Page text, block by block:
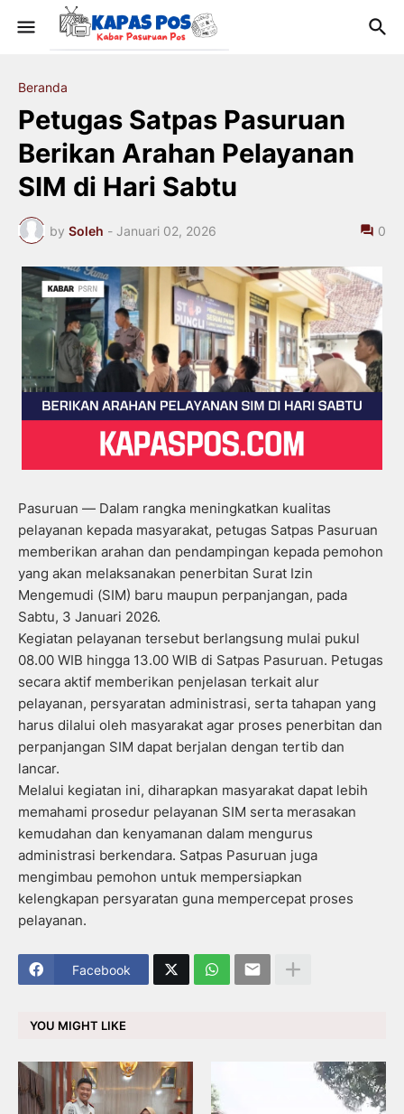
Beranda
Petugas Satpas Pasuruan
Berikan Arahan Pelayanan
SIM di Hari Sabtu
by Soleh - Januari 02, 2026 0
Pasuruan — Dalam rangka meningkatkan kualitas
pelayanan kepada masyarakat, petugas Satpas Pasuruan
memberikan arahan dan pendampingan kepada pemohon
yang akan melaksanakan penerbitan Surat Izin
Mengemudi (SIM) baru maupun perpanjangan, pada
Sabtu, 3 Januari 2026.
Kegiatan pelayanan tersebut berlangsung mulai pukul
08.00 WIB hingga 13.00 WIB di Satpas Pasuruan. Petugas
secara aktif memberikan penjelasan terkait alur
pelayanan, persyaratan administrasi, serta tahapan yang
harus dilalui oleh masyarakat agar proses penerbitan dan
perpanjangan SIM dapat berjalan dengan tertib dan
lancar.
Melalui kegiatan ini, diharapkan masyarakat dapat lebih
memahami prosedur pelayanan SIM serta merasakan
kemudahan dan kenyamanan dalam mengurus
administrasi berkendara. Satpas Pasuruan juga
mengimbau pemohon untuk mempersiapkan
kelengkapan persyaratan guna mempercepat proses
pelayanan.
Facebook
YOU MIGHT LIKE